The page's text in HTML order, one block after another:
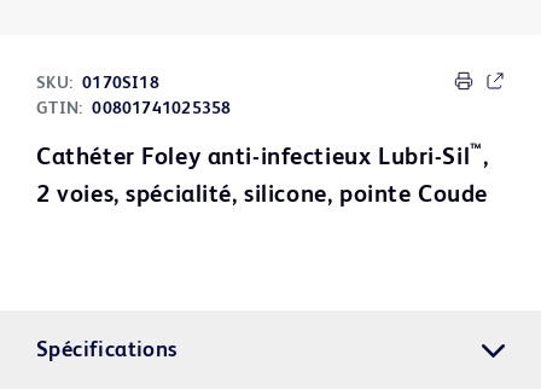
SKU: 0170SI18
GTIN: 00801741025358
Cathéter Foley anti-infectieux Lubri-Sil™ ,
2 voies, spécialité, silicone, pointe Coude
Spécifications